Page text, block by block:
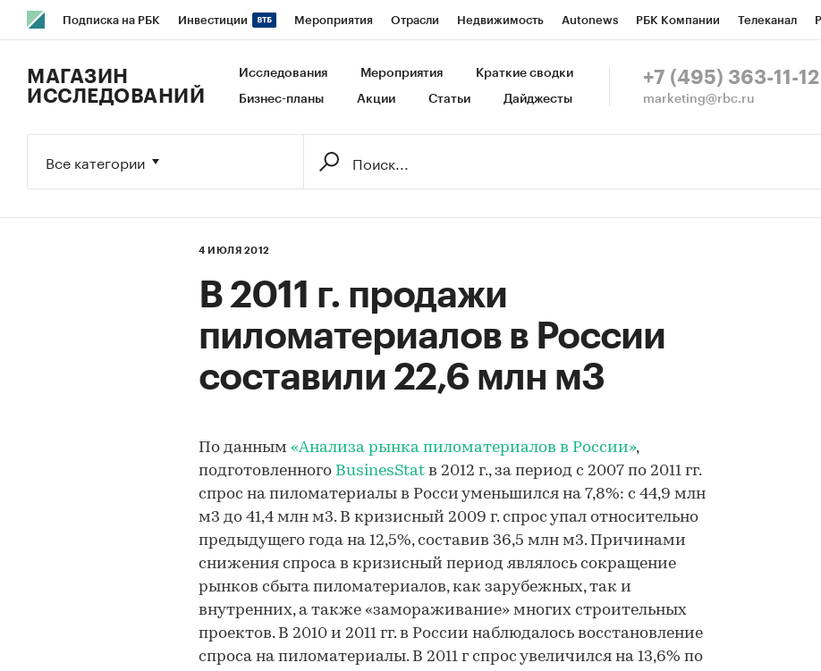
Подписка на РБК Инвестиции Мероприятия Отрасли Недвижимость Autonews РБК Компании Телеканал
Исследования Кредитные рейтинги Франшизы Газета Спецпроекты СПб Конференции СПб Спецпроекты
МАГАЗИН
ИССЛЕДОВАНИЙ
Исследования Мероприятия Краткие сводки
Бизнес-планы Акции Статьи Дайджесты
+7 (495) 363-11-12
marketing@rbc.ru
Все категории
4 ИЮЛЯ 2012
В 2011 г. продажи
пиломатериалов в России
составили 22,6 млн м3
По данным «Анализа рынка пиломатериалов в России»,
подготовленного BusinesStat в 2012 г., за период с 2007 по 2011 гг.
спрос на пиломатериалы в Росси уменьшился на 7,8%: с 44,9 млн
м3 до 41,4 млн м3. В кризисный 2009 г. спрос упал относительно
предыдущего года на 12,5%, составив 36,5 млн м3. Причинами
снижения спроса в кризисный период являлось сокращение
рынков сбыта пиломатериалов, как зарубежных, так и
внутренних, а также «замораживание» многих строительных
проектов. В 2010 и 2011 гг. в России наблюдалось восстановление
спроса на пиломатериалы. В 2011 г спрос увеличился на 13,6% по